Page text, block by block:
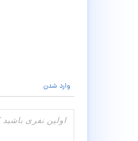
وارد شدن